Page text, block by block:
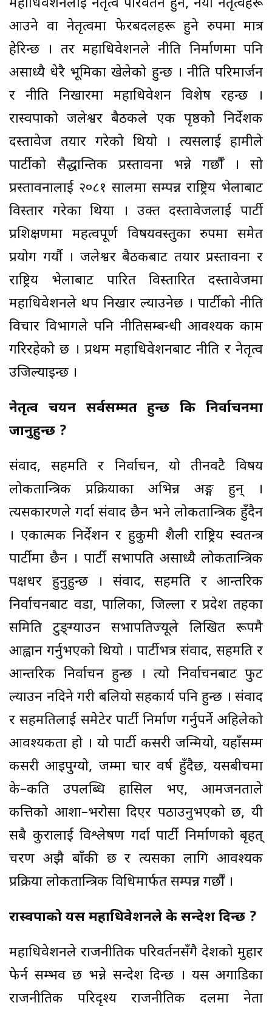
महाधिवेशनलाई नेतृत्व परिवर्तन हुने, नयाँ नेतृत्वहरू
आउने वा नेतृत्वमा फेरबदलहरू हुने रुपमा मात्र
हेरिन्छ । तर महाधिवेशनले नीति निर्माणमा पनि
असाध्यै धेरै भूमिका खेलेको हुन्छ । नीति परिमार्जन
र नीति निखारमा महाधिवेशन विशेष रहन्छ ।
रास्वपाको जलेश्वर बैठकले एक पृष्ठकोे निर्देशक
दस्तावेज तयार गरेको थियो । त्यसलाई हामीले
पार्टीको सैद्धान्तिक प्रस्तावना भन्ने गर्छौँ । सो
प्रस्तावनालाई २०८१ सालमा सम्पन्न राष्ट्रिय भेलाबाट
विस्तार गरेका थियौँ । उक्त दस्तावेजलाई पार्टी
प्रशिक्षणमा महत्वपूर्ण विषयवस्तुका रुपमा समेत
प्रयोग गर्यौ । जलेश्वर बैठकबाट तयार प्रस्तावना र
राष्ट्रिय भेलाबाट पारित विस्तारित दस्तावेजमा
महाधिवेशनले थप निखार ल्याउनेछ । पार्टीको नीति
विचार विभागले पनि नीतिसम्बन्धी आवश्यक काम
गरिरहेको छ । प्रथम महाधिवेशनबाट नीति र नेतृत्व
उजिल्याइन्छ ।
नेतृत्व चयन सर्वसम्मत हुन्छ कि निर्वाचनमा
जानुहुन्छ ?
संवाद, सहमति र निर्वाचन, यो तीनवटै विषय
लोकतान्त्रिक प्रक्रियाका अभिन्न अङ्ग हुन् ।
त्यसकारणले गर्दा संवाद छैन भने लोकतान्त्रिक हुँदैन
। एकात्मक निर्देशन र हुकुमी शैली राष्ट्रिय स्वतन्त्र
पार्टीमा छैन । पार्टी सभापति असाध्यै लोकतान्त्रिक
पक्षधर हुनुहुन्छ । संवाद, सहमति र आन्तरिक
निर्वाचनबाट वडा, पालिका, जिल्ला र प्रदेश तहका
समिति टुङ्ग्याउन सभापतिज्यूले लिखित रूपमै
आह्वान गर्नुभएको थियो । पार्टीभत्र संवाद, सहमति र
आन्तरिक निर्वाचन हुन्छ । त्यो निर्वाचनबाट फुट
ल्याउन नदिने गरी बलियो सहकार्य पनि हुन्छ । संवाद
र सहमतिलाई समेटेर पार्टी निर्माण गर्नुपर्ने अहिलेको
आवश्यकता हो । यो पार्टी कसरी जन्मियो, यहाँसम्म
कसरी आइपुग्यो, जम्मा चार वर्ष हुँदैछ, यसबीचमा
के–कति उपलब्धि हासिल भए, आमजनताले
कत्तिको आशा–भरोसा दिएर पठाउनुभएको छ, यी
सबै कुरालाई विश्लेषण गर्दा पार्टी निर्माणको बृहत्
चरण अझै बाँकी छ र त्यसका लागि आवश्यक
प्रक्रिया लोकतान्त्रिक विधिमार्फत सम्पन्न गर्छौं ।
रास्वपाको यस महाधिवेशनले के सन्देश दिन्छ ?
महाधिवेशनले राजनीतिक परिवर्तनसँगै देशको मुहार
फेर्न सम्भव छ भन्ने सन्देश दिन्छ । यस अगाडिका
राजनीतिक परिदृश्य राजनीतिक दलमा नेता